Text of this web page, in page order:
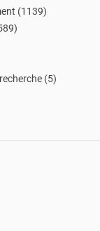
(1139résultats
)
résultats
)
(5résultats
)